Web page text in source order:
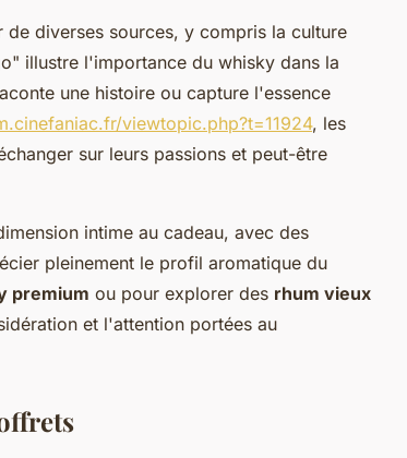
diverses sources, y compris la culture
illustre l'importance du whisky dans la
une histoire ou capture l'essence
viewtopic.php?t=11924, les
sur leurs passions et peut-être
intime au cadeau, avec des
pleinement le profil aromatique du
premium ou pour explorer des rhum vieux
et l'attention portées au